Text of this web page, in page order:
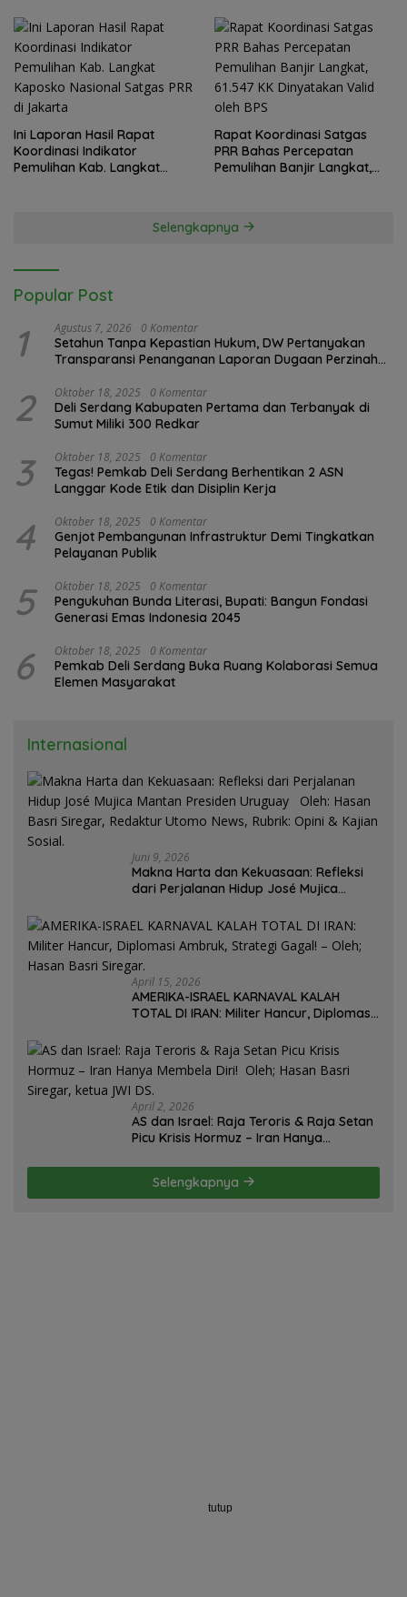
Ini Laporan Hasil Rapat
Koordinasi Indikator
Pemulihan Kab. Langkat
Rapat Koordinasi Satgas
PRR Bahas Percepatan
Pemulihan Banjir Langkat,
Selengkapnya
Popular Post
1 Agustus 7, 2026 0 Komentar
Setahun Tanpa Kepastian Hukum, DW Pertanyakan
Transparansi Penanganan Laporan Dugaan Perzinahan
2 Oktober 18, 2025 0 Komentar
Deli Serdang Kabupaten Pertama dan Terbanyak di
Sumut Miliki 300 Redkar
3 Oktober 18, 2025 0 Komentar
Tegas! Pemkab Deli Serdang Berhentikan 2 ASN
Langgar Kode Etik dan Disiplin Kerja
4 Oktober 18, 2025 0 Komentar
Genjot Pembangunan Infrastruktur Demi Tingkatkan
Pelayanan Publik
5 Oktober 18, 2025 0 Komentar
Pengukuhan Bunda Literasi, Bupati: Bangun Fondasi
Generasi Emas Indonesia 2045
6 Oktober 18, 2025 0 Komentar
Pemkab Deli Serdang Buka Ruang Kolaborasi Semua
Elemen Masyarakat
Internasional
Juni 9, 2026
Makna Harta dan Kekuasaan: Refleksi
dari Perjalanan Hidup José Mujica
Basri Siregar, Redaktur Utomo News,
Rubrik: Opini & Kajian Sosial.
April 15, 2026
AMERIKA-ISRAEL KARNAVAL KALAH
TOTAL DI IRAN: Militer Hancur, Diplomasi
Basri Siregar.
April 2, 2026
AS dan Israel: Raja Teroris & Raja Setan
Picu Krisis Hormuz – Iran Hanya
ketua JWI DS.
Selengkapnya
tutup